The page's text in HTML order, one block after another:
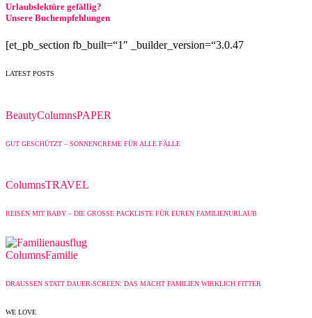
Urlaubslektüre gefällig?
Unsere Buchempfehlungen
[et_pb_section fb_built=“1″ _builder_version=“3.0.47
LATEST POSTS
BeautyColumnsPAPER
GUT GESCHÜTZT – SONNENCREME FÜR ALLE FÄLLE
ColumnsTRAVEL
REISEN MIT BABY – DIE GROSSE PACKLISTE FÜR EUREN FAMILIENURLAUB
ColumnsFamilie
DRAUSSEN STATT DAUER-SCREEN: DAS MACHT FAMILIEN WIRKLICH FITTER
WE LOVE